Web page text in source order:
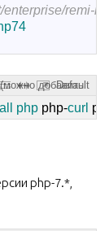
enterprise/remi-
добавить
Default
php php-curl
php-7.*,